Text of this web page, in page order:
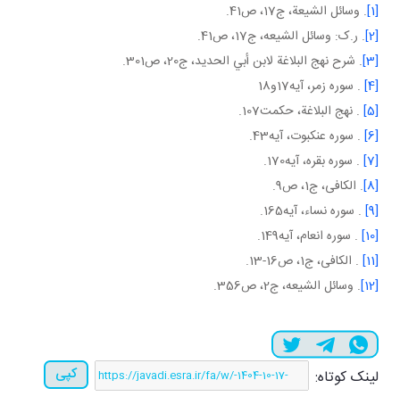
[1] . وسائل الشيعة، ج17، ص41.
[2] . ر.ک: وسائل الشيعه، ج17، ص41.
[3]
. شرح نهج البلاغة لابن أبي الحديد، ج‏20، ص301.
[4]
. سوره زمر، آيه17و18
[5]
. نهج البلاغة، حکمت107.
[6]
. سوره عنکبوت، آيه43.
[7]
. سوره بقره، آيه170.
[8] . الکافی، ج1، ص9.
[9]
. سوره نساء، آيه165.
[10]
. سوره انعام، آيه149.
[11]
. الکافی، ج1، ص16-13.
[12]
. وسائل الشيعه، ج2، ص356.
لینک کوتاه: کپی